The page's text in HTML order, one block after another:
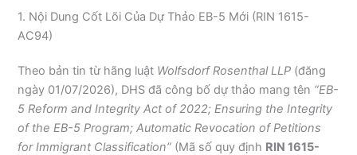
1. Nội Dung Cốt Lõi Của Dự Thảo EB-5 Mới (RIN 1615-
AC94)
Theo bản tin từ hãng luật Wolfsdorf Rosenthal LLP (đăng
ngày 01/07/2026), DHS đã công bố dự thảo mang tên “EB-
5 Reform and Integrity Act of 2022; Ensuring the Integrity
of the EB-5 Program; Automatic Revocation of Petitions
for Immigrant Classification” (Mã số quy định RIN 1615-